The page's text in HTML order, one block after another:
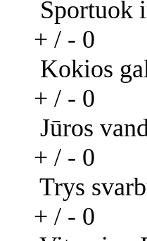
Sportuok
+ / - 0
Kokios
+ / - 0
Jūros
+ / - 0
Trys
+ / - 0